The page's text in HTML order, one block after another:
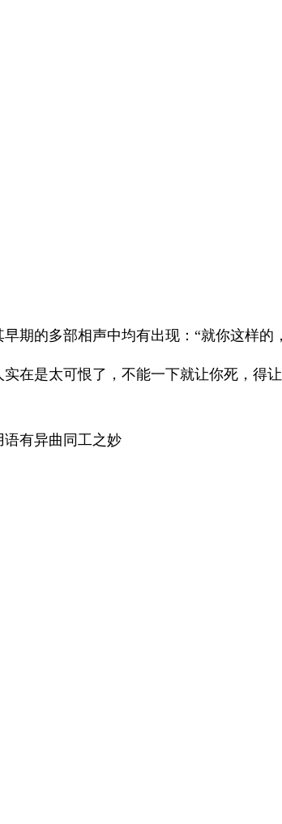
期的多部相声中均有出现：“就你这样
在是太可恨了，不能一下就让你死，得
语有异曲同工之妙